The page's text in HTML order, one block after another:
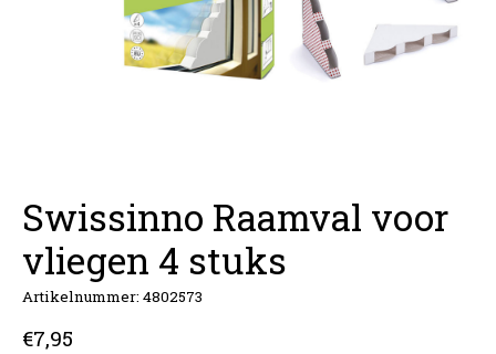
Swissinno Raamval voor
vliegen 4 stuks
Artikelnummer: 4802573
€7,95